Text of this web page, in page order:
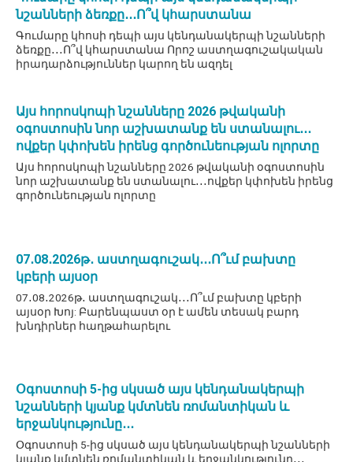
նշանների ձեռքը․․․Ո՞վ կհարստանա
Գումարը կհոսի դեպի այս կենդանակերպի նշանների
ձեռքը․․․Ո՞վ կհարստանա Որոշ աստղագուշակական
իրադարձություններ կարող են ազդել
Այս հորոսկոպի նշանները 2026 թվականի
օգոստոսին նոր աշխատանք են ստանալու․․․
ովքեր կփոխեն իրենց գործունեության ոլորտը
Այս հորոսկոպի նշանները 2026 թվականի օգոստոսին
նոր աշխատանք են ստանալու․․․ովքեր կփոխեն իրենց
գործունեության ոլորտը
07․08․2026թ․ աստղագուշակ․․․Ո՞ւմ բախտը
կբերի այսօր
07․08․2026թ․ աստղագուշակ․․․Ո՞ւմ բախտը կբերի
այսօր Խոյ: Բարենպաստ օր է ամեն տեսակ բարդ
խնդիրներ հաղթահարելու
Օգոստոսի 5-ից սկսած այս կենդանակերպի
նշանների կյանք կմտնեն ռոմանտիկան և
երջանկությունը․․․
Օգոստոսի 5-ից սկսած այս կենդանակերպի նշանների
կյանք կմտնեն ռոմանտիկան և երջանկությունը․․․